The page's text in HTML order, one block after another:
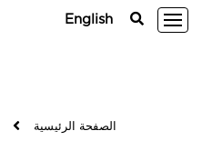
English
الصفحة الرئيسية